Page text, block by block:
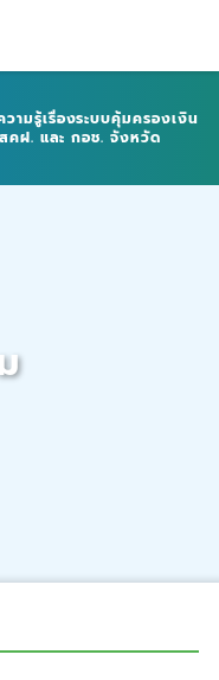
ามรู้เรื่องระบบคุ้มครองเงิน
คฝ. และ กอช. จังหวัด